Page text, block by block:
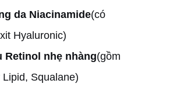
da Niacinamide(có
Hyaluronic)
Retinol nhẹ nhàng(gồm
Squalane)